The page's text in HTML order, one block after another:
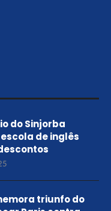
do Sinjorba
de inglês
triunfo do